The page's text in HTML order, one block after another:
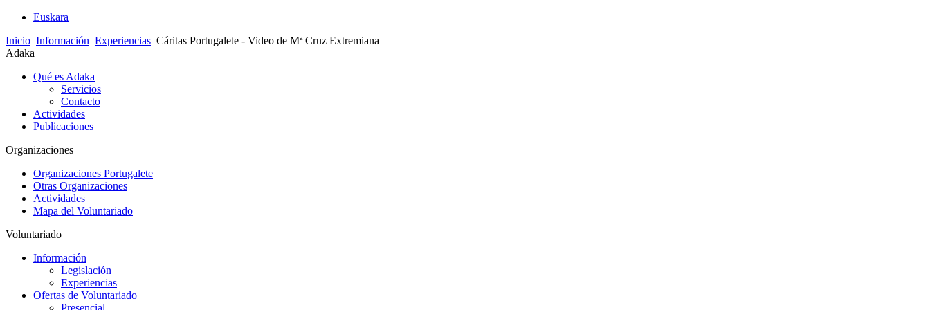
Euskara
Inicio Información Experiencias Cáritas Portugalete - Video de Mª Cruz Extremiana
Adaka
Qué es Adaka
Servicios
Contacto
Actividades
Publicaciones
Organizaciones
Organizaciones Portugalete
Otras Organizaciones
Actividades
Mapa del Voluntariado
Voluntariado
Información
Legislación
Experiencias
Ofertas de Voluntariado
Presencial